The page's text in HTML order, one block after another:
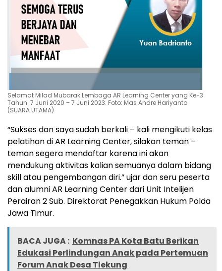
Selamat Milad Mubarak Lembaga AR Learning Center yang Ke-3
Tahun. 7 Juni 2020 – 7 Juni 2023. Foto: Mas Andre Hariyanto
(SUARA UTAMA)
“Sukses dan saya sudah berkali – kali mengikuti kelas
pelatihan di AR Learning Center, silakan teman –
teman segera mendaftar karena ini akan
mendukung aktivitas kalian semuanya dalam bidang
skill atau pengembangan diri.” ujar dan seru peserta
dan alumni AR Learning Center dari Unit Intelijen
Perairan 2 Sub. Direktorat Penegakkan Hukum Polda
Jawa Timur.
BACA JUGA : Komnas PA Kota Batu Berikan
Edukasi Perlindungan Anak pada Pertemuan
Forum Anak Desa Tlekung